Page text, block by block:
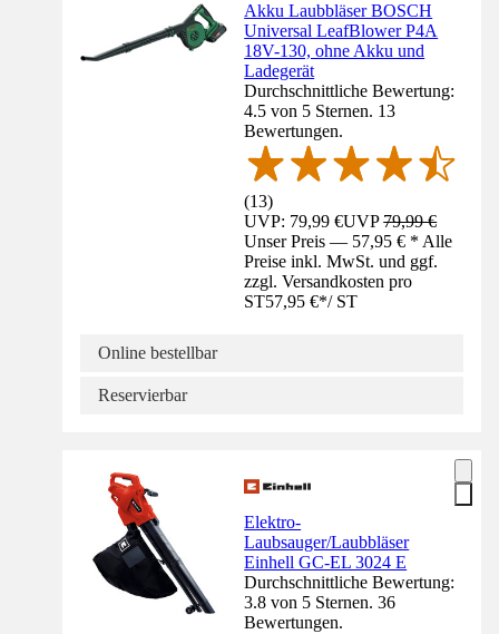
Akku Laubbläser BOSCH
Universal LeafBlower P4A
18V-130, ohne Akku und
Ladegerät
Durchschnittliche Bewertung:
4.5 von 5 Sternen. 13
Bewertungen.
(13)
UVP: 79,99 €UVP79,99 €
Unser Preis — 57,95 € * Alle
Preise inkl. MwSt. und ggf.
zzgl. Versandkosten pro
ST57,95 €*/ ST
Online bestellbar
Reservierbar
Elektro-
Laubsauger/Laubbläser
Einhell GC-EL 3024 E
Durchschnittliche Bewertung:
3.8 von 5 Sternen. 36
Bewertungen.